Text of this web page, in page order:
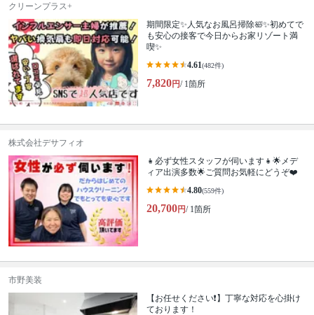
クリーンプラス+
期間限定✨人気なお風呂掃除🛀✨初めてで
も安心の接客で今日からお家リゾート満
喫✨
4.61(482件)
7,820円/ 1箇所
株式会社デサフィオ
👧必ず女性スタッフが伺います👧🌟メデ
ィア出演多数🌟ご質問お気軽にどうぞ❤️
4.80(559件)
20,700円/ 1箇所
市野美装
【お任せください❗️】丁寧な対応を心掛け
ております！